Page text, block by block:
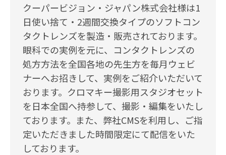
クーパービジョン・ジャパン株式会社様は1
日使い捨て・2週間交換タイプのソフトコン
タクトレンズを製造・販売されております。
眼科での実例を元に、コンタクトレンズの
処方方法を全国各地の先生方を毎月ウェビ
ナーへお招きして、実例をご紹介いただいて
おります。クロマキー撮影用スタジオセット
を日本全国へ持参して、撮影・編集をいたし
ております。また、弊社CMSを利用し、ご指
定いただきました時間限定にて配信をいた
しております。